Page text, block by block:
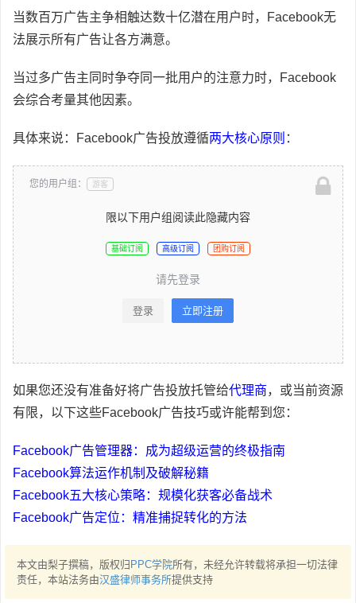
当数百万广告主争相触达数十亿潜在用户时，Facebook无
法展示所有广告让各方满意。
当过多广告主同时争夺同一批用户的注意力时，Facebook
会综合考量其他因素。
具体来说：Facebook广告投放遵循两大核心原则 ：
您的用户组： 游客
限以下用户组阅读此隐藏内容
基础订阅 高级订阅 团购订阅
请先登录
登录 立即注册
如果您还没有准备好将广告投放托管给代理商，或当前资源
有限，以下这些Facebook广告技巧或许能帮到您：
Facebook广告管理器：成为超级运营的终极指南
Facebook算法运作机制及破解秘籍
Facebook五大核心策略：规模化获客必备战术
Facebook广告定位：精准捕捉转化的方法
本文由梨子撰稿，版权归PPC学院所有，未经允许转载将承担一切法律
责任，本站法务由汉盛律师事务所提供支持